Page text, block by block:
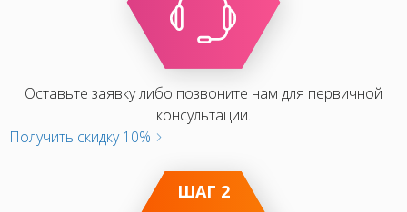
Оставьте заявку либо позвоните нам для первичной
консультации.
Получить скидку 10%
ШАГ 2